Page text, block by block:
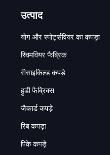
उत्पाद
योग और स्पोर्ट्सवियर का कपड़ा
स्विमवियर फैब्रिक
रीसाइकिल्ड कपड़े
हुडी फैब्रिक्स
जैकार्ड कपड़े
रिब कपड़ा
पिके कपड़े